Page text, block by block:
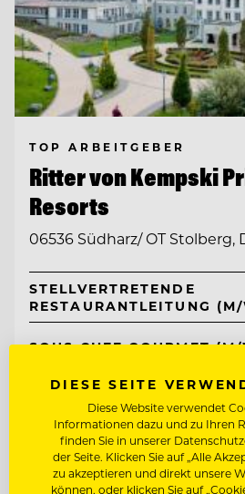
TOP ARBEITGEBER
Ritter von Kempski
Resorts
06536 Südharz/ OT Stolberg,
STELLVERTRETENDE
RESTAURANTLEITUNG
SOUS CHEF GOURMET
Entdecke alle Jobs
DIESE SEITE
Diese Website verwendet
Informationen dazu und zu Ihren
finden Sie in unserer
der Seite. Klicken Sie auf „Alle
zu akzeptieren und direkt unsere
können, oder klicken Sie auf